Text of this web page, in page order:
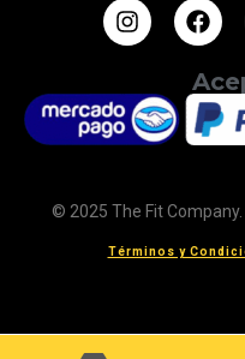
© 2025 The Fit
Términos y